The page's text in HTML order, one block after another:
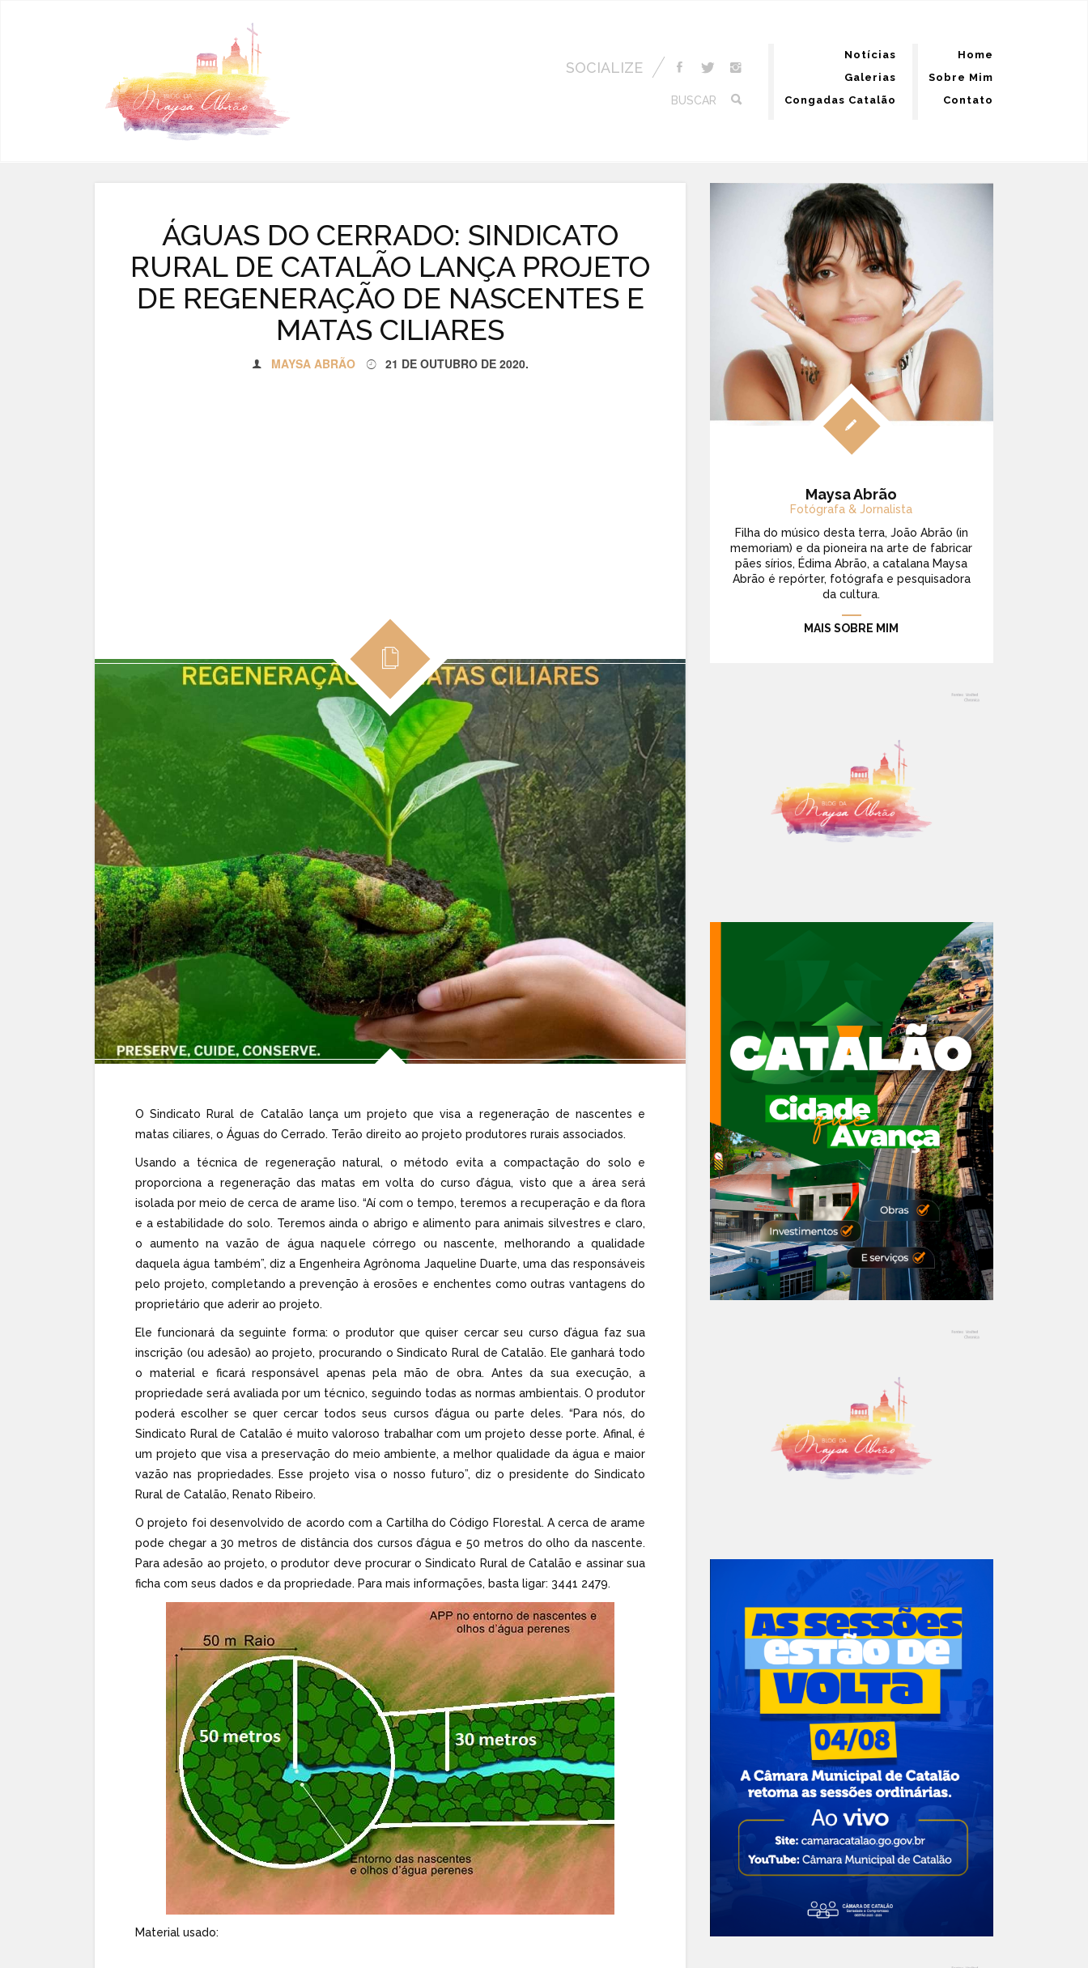
SOCIALIZE
BUSCAR
Notícias
Galerias
Congadas Catalão
Home
Sobre Mim
Contato
ÁGUAS DO CERRADO: SINDICATO
RURAL DE CATALÃO LANÇA PROJETO
DE REGENERAÇÃO DE NASCENTES E
MATAS CILIARES
MAYSA ABRÃO 21 DE OUTUBRO DE 2020.
O Sindicato Rural de Catalão lança um projeto que visa a regeneração de nascentes e
matas ciliares, o Águas do Cerrado. Terão direito ao projeto produtores rurais associados.
Usando a técnica de regeneração natural, o método evita a compactação do solo e
proporciona a regeneração das matas em volta do curso d’água, visto que a área será
isolada por meio de cerca de arame liso. “Aí com o tempo, teremos a recuperação e da flora
e a estabilidade do solo. Teremos ainda o abrigo e alimento para animais silvestres e claro,
o aumento na vazão de água naquele córrego ou nascente, melhorando a qualidade
daquela água também”, diz a Engenheira Agrônoma Jaqueline Duarte, uma das responsáveis
pelo projeto, completando a prevenção à erosões e enchentes como outras vantagens do
proprietário que aderir ao projeto.
Ele funcionará da seguinte forma: o produtor que quiser cercar seu curso d’água faz sua
inscrição (ou adesão) ao projeto, procurando o Sindicato Rural de Catalão. Ele ganhará todo
o material e ficará responsável apenas pela mão de obra. Antes da sua execução, a
propriedade será avaliada por um técnico, seguindo todas as normas ambientais. O produtor
poderá escolher se quer cercar todos seus cursos d’água ou parte deles. “Para nós, do
Sindicato Rural de Catalão é muito valoroso trabalhar com um projeto desse porte. Afinal, é
um projeto que visa a preservação do meio ambiente, a melhor qualidade da água e maior
vazão nas propriedades. Esse projeto visa o nosso futuro”, diz o presidente do Sindicato
Rural de Catalão, Renato Ribeiro.
O projeto foi desenvolvido de acordo com a Cartilha do Código Florestal. A cerca de arame
pode chegar a 30 metros de distância dos cursos d’água e 50 metros do olho da nascente.
Para adesão ao projeto, o produtor deve procurar o Sindicato Rural de Catalão e assinar sua
ficha com seus dados e da propriedade. Para mais informações, basta ligar: 3441 2479.
Material usado:
Maysa Abrão
Fotógrafa & Jornalista
Filha do músico desta terra, João Abrão (in
memoriam) e da pioneira na arte de fabricar
pães sírios, Édima Abrão, a catalana Maysa
Abrão é repórter, fotógrafa e pesquisadora
da cultura.
MAIS SOBRE MIM